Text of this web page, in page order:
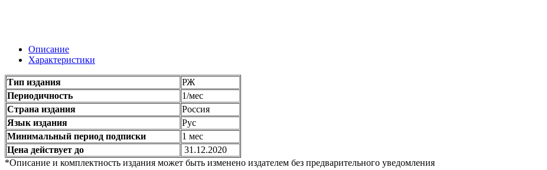
Описание
Характеристики
Тип издания
РЖ
Периодичность
1/мес
Страна издания
Россия
Язык издания
Рус
Минимальный период подписки
1 мес
Цена действует до
31.12.2020
*Описание и комплектность издания может быть изменено издателем без предварительного уведомления